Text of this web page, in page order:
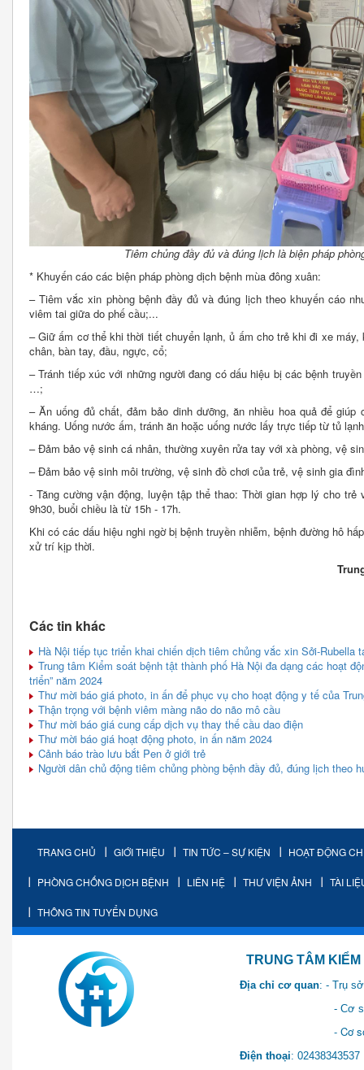
Tiêm chủng đầy đủ và đúng lịch là biện pháp
* Khuyến cáo các biện pháp phòng dịch bệnh mùa đông xuân:
– Tiêm vắc xin phòng bệnh đầy đủ và đúng lịch theo khuyến cáo
viêm tai giữa do phế cầu;...
– Giữ ấm cơ thể khi thời tiết chuyển lạnh, ủ ấm cho trẻ khi đi xe
chân, bàn tay, đầu, ngực, cổ;
– Tránh tiếp xúc với những người đang có dấu hiệu bị các bệnh
…;
– Ăn uống đủ chất, đảm bảo dinh dưỡng, ăn nhiều hoa quả để
kháng. Uống nước ấm, tránh ăn hoặc uống nước lấy trực tiếp từ tủ
– Đảm bảo vệ sinh cá nhân, thường xuyên rửa tay với xà phòng, vệ
– Đảm bảo vệ sinh môi trường, vệ sinh đồ chơi của trẻ, vệ sinh gia
- Tăng cường vận động, luyện tập thể thao: Thời gian hợp lý cho
9h30, buổi chiều là từ 15h - 17h.
Khi có các dấu hiệu nghi ngờ bị bệnh truyền nhiễm, bệnh đường hô
xử trí kịp thời.
Các tin khác
Hà Nội tiếp tục triển khai chiến dịch tiêm chủng vắc xin Sởi-Rubella
Trung tâm Kiểm soát bệnh tật thành phố Hà Nội đa dạng các hoạt
triển” năm 2024
Thư mời báo giá photo, in ấn để phục vụ cho hoạt động y tế của
Thận trọng với bệnh viêm màng não do não mô cầu
Thư mời báo giá cung cấp dịch vụ thay thế cầu dao điện
Thư mời báo giá hoạt động photo, in ấn năm 2024
Cảnh báo trào lưu bắt Pen ở giới trẻ
Người dân chủ động tiêm chủng phòng bệnh đầy đủ, đúng lịch theo
TRANG CHỦ GIỚI THIỆU TIN TỨC – SỰ KIỆN HOẠT ĐỘNG
PHÒNG CHỐNG DỊCH BỆNH LIÊN HỆ THƯ VIỆN ẢNH TÀI
THÔNG TIN TUYỂN DỤNG
TRUNG TÂM KIỂM SOÁT
Địa chỉ cơ quan: - Trụ
- Cơ sở 2: Khu Hành
- Cơ sở 3: Số 1 Ngõ 2
Điện thoại: